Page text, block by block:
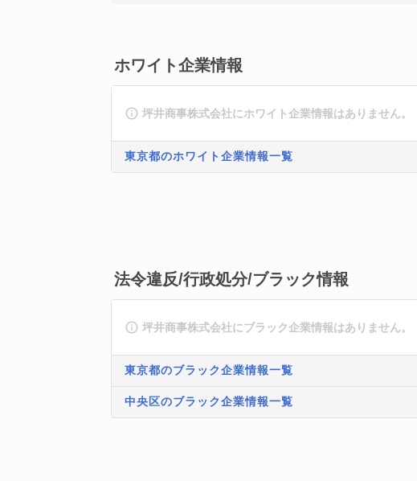
ホワイト企業情報
坪井商事株式会社にホワイト企業情報はありません。
東京都のホワイト企業情報一覧
法令違反/行政処分/ブラック情報
坪井商事株式会社にブラック企業情報はありません。
東京都のブラック企業情報一覧
中央区のブラック企業情報一覧